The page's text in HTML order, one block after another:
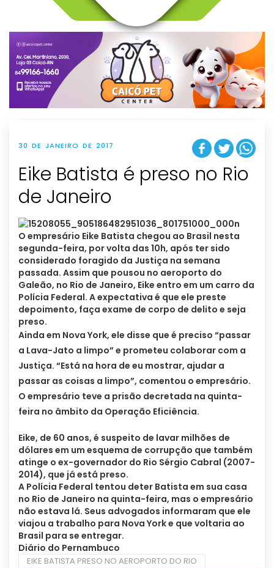
v
g
t
i
o
n
30 DE JANEIRO DE 2017
Eike Batista é preso no Rio
de Janeiro
O empresário Eike Batista chegou ao Brasil nesta
segunda-feira, por volta das 10h, após ter sido
considerado foragido da Justiça na semana
passada. Assim que pousou no aeroporto do
Galeão, no Rio de Janeiro, Eike entro em um carro da
Polícia Federal. A expectativa é que ele preste
depoimento, faça exame de corpo de delito e seja
preso.
Ainda em Nova York, ele disse que é preciso “passar
a Lava-Jato a limpo” e prometeu colaborar com a
Justiça. “Está na hora de eu mostrar, ajudar a
passar as coisas a limpo”, comentou o empresário.
O empresário teve a prisão decretada na quinta-
feira no âmbito da Operação Eficiência.
Eike, de 60 anos, é suspeito de lavar milhões de
dólares em um esquema de corrupção que também
atinge o ex-governador do Rio Sérgio Cabral (2007-
2014), que já está preso.
A Polícia Federal tentou deter Batista em sua casa
no Rio de Janeiro na quinta-feira, mas o empresário
não estava lá. Seus advogados informaram que ele
viajou a trabalho para Nova York e que voltaria ao
Brasil para se entregar.
Diário do Pernambuco
EIKE BATISTA PRESO NO AEROPORTO DO RIO